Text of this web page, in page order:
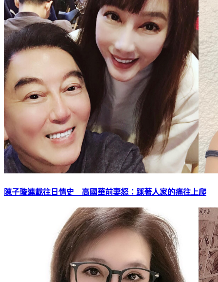
陳子璇連載往日情史 高國華前妻怒：踩著人家的痛往上爬